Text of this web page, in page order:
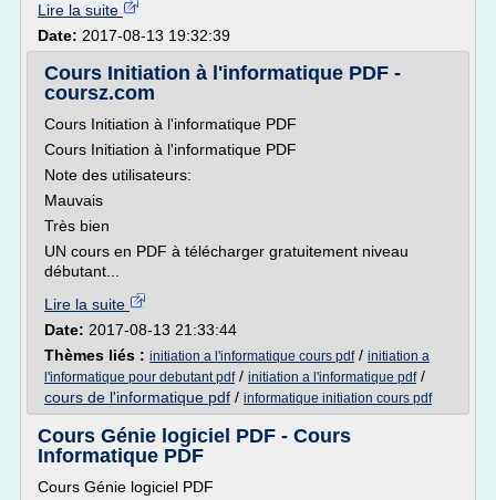
Lire la suite
Date: 2017-08-13 19:32:39
Cours Initiation à l'informatique PDF -
coursz.com
Cours Initiation à l'informatique PDF
Cours Initiation à l'informatique PDF
Note des utilisateurs:
Mauvais
Très bien
UN cours en PDF à télécharger gratuitement niveau
débutant...
Lire la suite
Date: 2017-08-13 21:33:44
Thèmes liés : initiation a l'informatique cours pdf/ initiation a
l'informatique pour debutant pdf/ initiation a l'informatique pdf/
cours de l'informatique pdf / informatique initiation cours pdf
Cours Génie logiciel PDF - Cours
Informatique PDF
Cours Génie logiciel PDF